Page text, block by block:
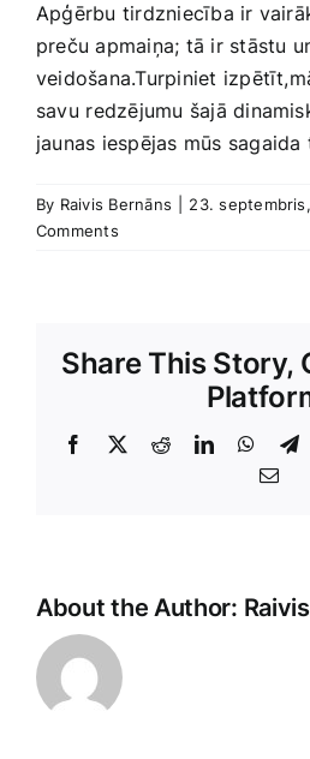
‌Apģērbu tirdzniecība ir
preču apmaiņa; tā ir stāstu
veidošana.Turpiniet
savu ⁣redzējumu šajā
jaunas iespējas mūs
By Raivis Bernāns 23.
Comments
Share This Story,
Facebook
X RedditLinkedIn
E-
About the Author: